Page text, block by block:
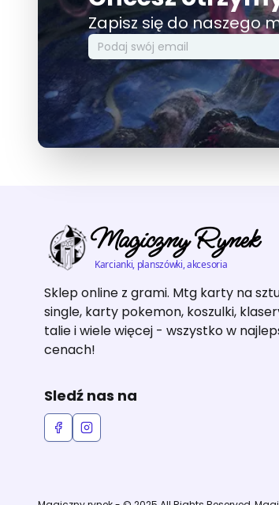
Zapisz się do naszego
Magiczny Rynek
Karcianki, planszówki, akcesoria
Sklep online z grami. Mtg karty na
single, karty pokemon, koszulki,
talie i wiele więcej - wszystko w
cenach!
Sledź nas na